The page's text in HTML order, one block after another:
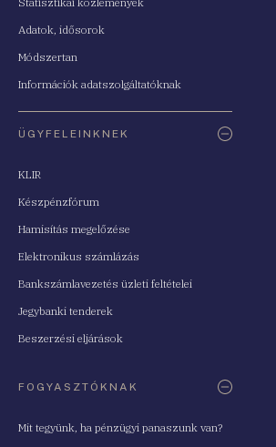
Adatok, idősorok
Módszertan
Információk adatszolgáltatóknak
ÜGYFELEINKNEK
KLIR
Készpénzfórum
Hamisítás megelőzése
Elektronikus számlázás
Bankszámlavezetés üzleti feltételei
Jegybanki tenderek
Beszerzési eljárások
FOGYASZTÓKNAK
Mit tegyünk, ha pénzügyi panaszunk van?